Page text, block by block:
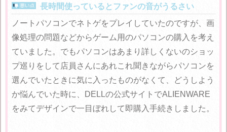
長時間使っているとファンの音がうるさい
ノートパソコンでネトゲをプレイしていたのですが、画
像処理の問題などからゲーム用のパソコンの購入を考え
ていました。でもパソコンはあまり詳しくないのショッ
プ巡りをして店員さんにあれこれ聞きながらパソコンを
選んでいたときに気に入ったものがなくて、どうしよう
か悩んでいた時に、DELLの公式サイトでALIENWARE
をみてデザインで一目ぼれして即購入手続きしました。